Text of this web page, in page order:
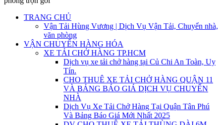
TRANG CHỦ
Vận Tải Hùng Vương | Dịch Vụ Vận Tải, Chuyển nhà,
văn phòng
VẬN CHUYỂN HÀNG HÓA
XE TẢI CHỞ HÀNG TP.HCM
Dịch vụ xe tải chở hàng tại Củ Chi An Toàn, Uy
Tín.
CHO THUÊ XE TẢI CHỞ HÀNG QUẬN 11
VÀ BẢNG BÁO GIÁ DỊCH VỤ CHUYỂN
NHÀ
Dịch Vụ Xe Tải Chở Hàng Tại Quận Tân Phú
Và Bảng Báo Giá Mới Nhất 2025